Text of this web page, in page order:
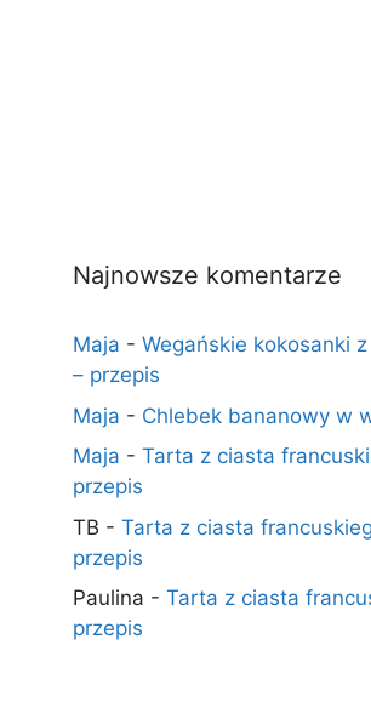
Najnowsze komentarze
Maja - Wegańskie kokosanki
– przepis
Maja - Chlebek bananowy w
Maja - Tarta z ciasta
przepis
TB - Tarta z ciasta
przepis
Paulina - Tarta z ciasta
przepis